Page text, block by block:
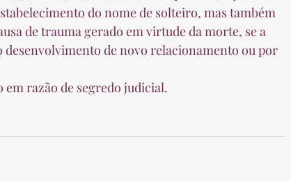
do nome de solteiro, mas também
de trauma gerado em virtude da morte, se a
de novo relacionamento ou por
em razão de segredo judicial.